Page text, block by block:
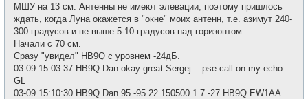
МШУ на 13 см. Антенны не имеют элевации, поэтому пришлось
ждать, когда Луна окажется в "окне" моих антенн, т.е. азимут 240-
300 градусов и не выше 5-10 градусов над горизонтом.
Начали с 70 см.
Сразу "увидел" HB9Q с уровнем -24дБ.
03-09 15:03:37 HB9Q Dan okay great Sergej... pse call on my echo...
GL
03-09 15:10:30 HB9Q Dan 95 -95 22 150500 1.7 -27 HB9Q EW1AA